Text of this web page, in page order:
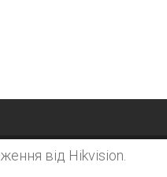
від Hikvision.